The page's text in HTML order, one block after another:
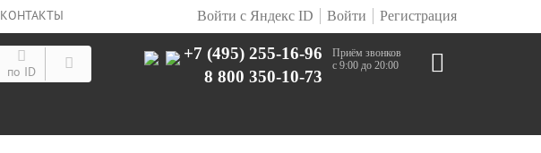
КОНТАКТЫ Регистрация
Войти
Войти с Яндекс ID
Приём звонков
с 9:00 до 20:00
+7 (495) 255-16-96
8 800 350-10-73
по ID